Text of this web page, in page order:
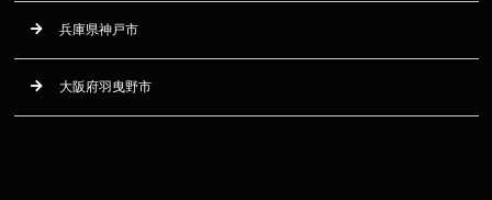
兵庫県神戸市
大阪府羽曳野市